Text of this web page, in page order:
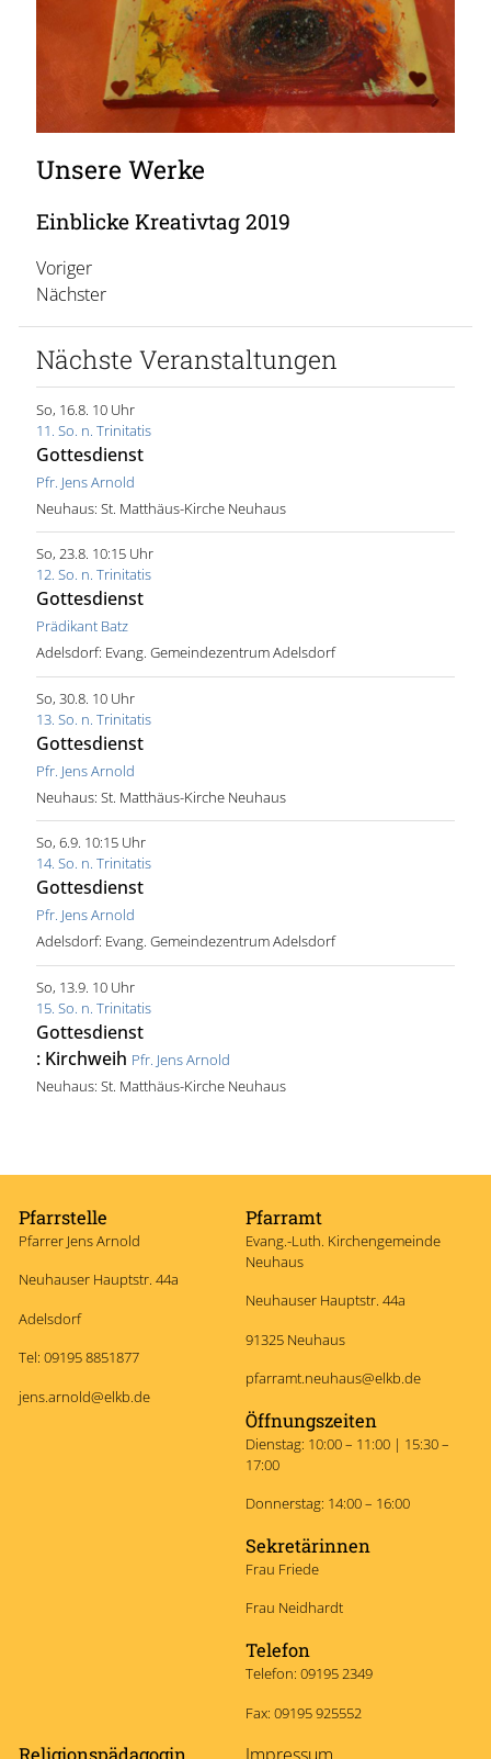
Unsere Werke
Einblicke Kreativtag 2019
Voriger
Nächster
Nächste Veranstaltungen
So, 16.8. 10 Uhr
11. So. n. Trinitatis
Gottesdienst
Pfr. Jens Arnold
Neuhaus:St. Matthäus-Kirche Neuhaus
So, 23.8. 10:15 Uhr
12. So. n. Trinitatis
Gottesdienst
Prädikant Batz
Adelsdorf: Evang. Gemeindezentrum Adelsdorf
So, 30.8. 10 Uhr
13. So. n. Trinitatis
Gottesdienst
Pfr. Jens Arnold
Neuhaus:St. Matthäus-Kirche Neuhaus
So, 6.9. 10:15 Uhr
14. So. n. Trinitatis
Gottesdienst
Pfr. Jens Arnold
Adelsdorf: Evang. Gemeindezentrum Adelsdorf
So, 13.9. 10 Uhr
15. So. n. Trinitatis
Gottesdienst
: Kirchweih Pfr. Jens Arnold
Neuhaus:St. Matthäus-Kirche Neuhaus
Pfarrstelle
Pfarrer Jens Arnold
Neuhauser Hauptstr. 44a
Adelsdorf
Tel: 09195 8851877
jens.arnold@elkb.de
Pfarramt
Evang.-Luth. Kirchengemeinde
Neuhaus
Neuhauser Hauptstr. 44a
91325 Neuhaus
pfarramt.neuhaus@elkb.de
Öffnungszeiten
Dienstag: 10:00 – 11:00 | 15:30 –
17:00
Donnerstag: 14:00 – 16:00
Sekretärinnen
Frau Friede
Frau Neidhardt
Telefon
Telefon: 09195 2349
Fax: 09195 925552
Religionspädagogin